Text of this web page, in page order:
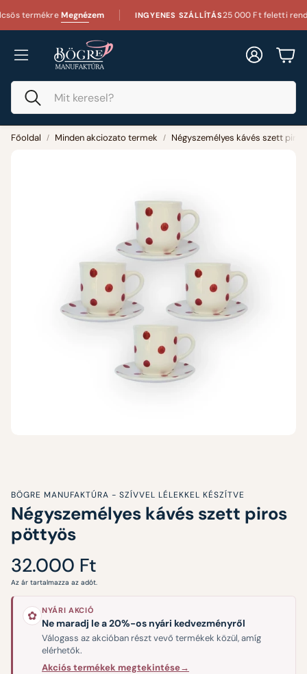
Megnézem INGYENES SZÁLLÍTÁS25 000 Ft feletti rendelés
Keresés
Fiók
Főoldal Minden akciozato termek Négyszemélyes kávés szett
BÖGRE MANUFAKTÚRA - SZÍVVEL LÉLEKKEL KÉSZÍTVE
Négyszemélyes kávés szett piros
pöttyös
Normál
ár
32.000 Ft
Az ár tartalmazza az adót.
✿ NYÁRI AKCIÓ
Ne maradj le a 20%-os nyári kedvezményről
Válogass az akcióban részt vevő termékek közül, amíg
elérhetők.
Akciós termékek megtekintése→